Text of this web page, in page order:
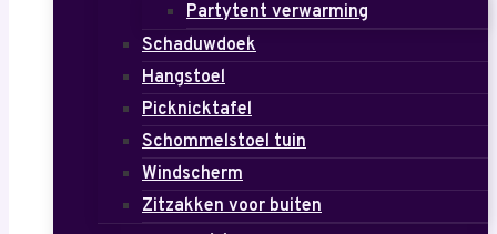
Partytent verwarming
Schaduwdoek
Hangstoel
Picknicktafel
Schommelstoel tuin
Windscherm
Zitzakken voor buiten